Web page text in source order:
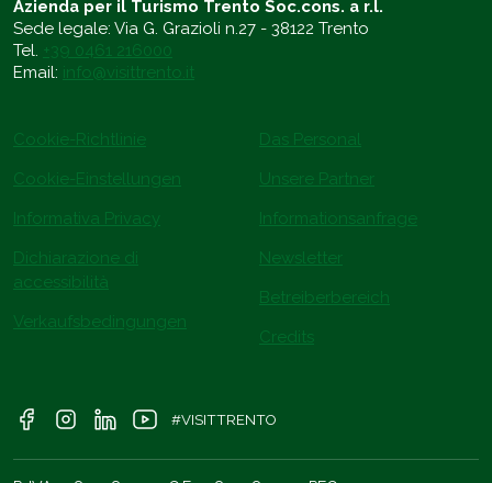
Azienda per il Turismo Trento Soc.cons. a r.l.
Sede legale: Via G. Grazioli n.27 - 38122 Trento
Tel. +39 0461 216000
Email: info@visittrento.it
Cookie-Richtlinie
Cookie-Einstellungen
Informativa Privacy
Dichiarazione di
accessibilità
Verkaufsbedingungen
Das Personal
Unsere Partner
Informationsanfrage
Newsletter
Betreiberbereich
Credits
#VISITTRENTO